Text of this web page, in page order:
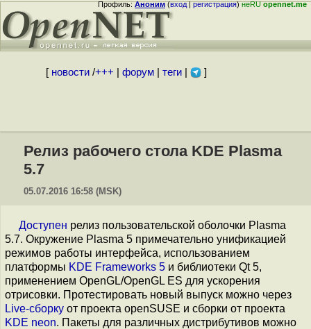
Профиль:Аноним(вход|регистрация)неRUopennet.me
[ новости/+++ форум| теги| ]
Релиз рабочего стола KDE Plasma
5.7
05.07.2016 16:58 (MSK)
Доступен релиз пользовательской оболочки Plasma
5.7. Окружение Plasma 5 примечательно унификацией
режимов работы интерфейса, использованием
платформы KDE Frameworks 5 и библиотеки Qt 5,
применением OpenGL/OpenGL ES для ускорения
отрисовки. Протестировать новый выпуск можно через
Live-сборку от проекта openSUSE и сборки от проекта
KDE neon. Пакеты для различных дистрибутивов можно